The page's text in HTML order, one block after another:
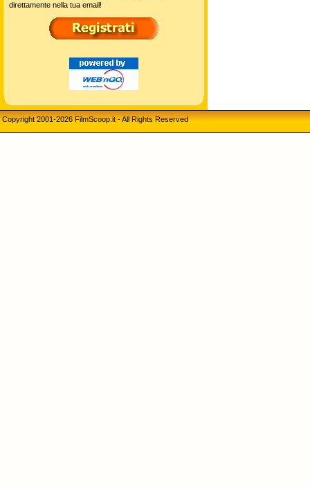
direttamente nella tua email!
Copyright 2001-2026 FilmScoop.it - All Rights Reserved